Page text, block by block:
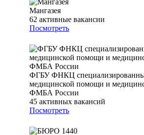
Мангазея
62 активные вакансии
Посмотреть
ФГБУ ФНКЦ
медицинской помощи и
ФМБА России
45 активных вакансий
Посмотреть